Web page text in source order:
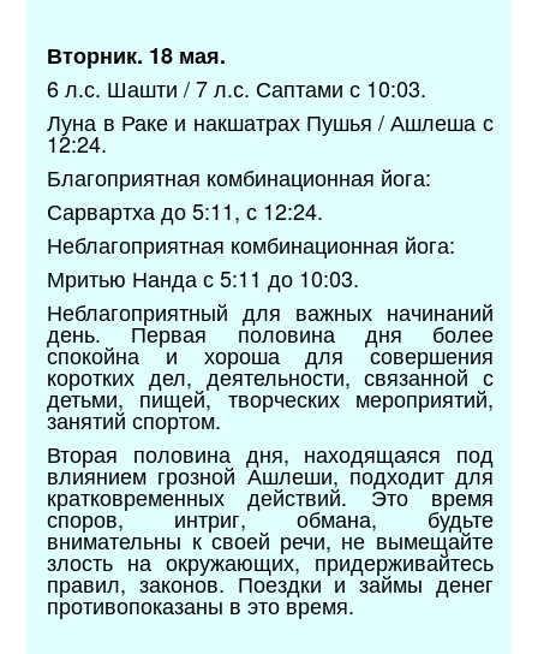
Вторник. 18 мая.
6 л.с. Шашти / 7 л.с. Саптами с 10:03.
Луна в Раке и накшатрах Пушья / Ашлеша с
12:24.
Благоприятная комбинационная йога:
Сарвартха до 5:11, с 12:24.
Неблагоприятная комбинационная йога:
Мритью Нанда с 5:11 до 10:03.
Неблагоприятный для важных начинаний
день. Первая половина дня более
спокойна и хороша для совершения
коротких дел, деятельности, связанной с
детьми, пищей, творческих мероприятий,
занятий спортом.
Вторая половина дня, находящаяся под
влиянием грозной Ашлеши, подходит для
кратковременных действий. Это время
споров, интриг, обмана, будьте
внимательны к своей речи, не вымещайте
злость на окружающих, придерживайтесь
правил, законов. Поездки и займы денег
противопоказаны в это время.